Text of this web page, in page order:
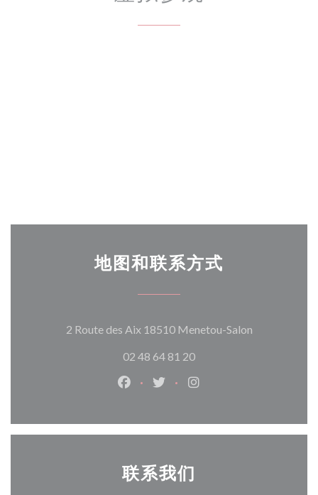
地图和联系方式
2 Route des Aix 18510 Menetou-Salon((在新窗口
02 48 64 81 20
Facebook ((在新窗口中打开))
Twitter ((在新窗口中打开))
Instagram ((在新窗口
联系我们